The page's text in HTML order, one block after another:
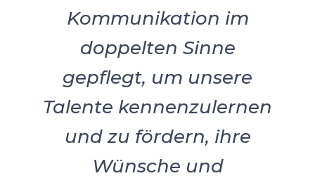
Kommunikation im
doppelten Sinne
gepflegt, um unsere
Talente kennenzulernen
und zu fördern, ihre
Wünsche und